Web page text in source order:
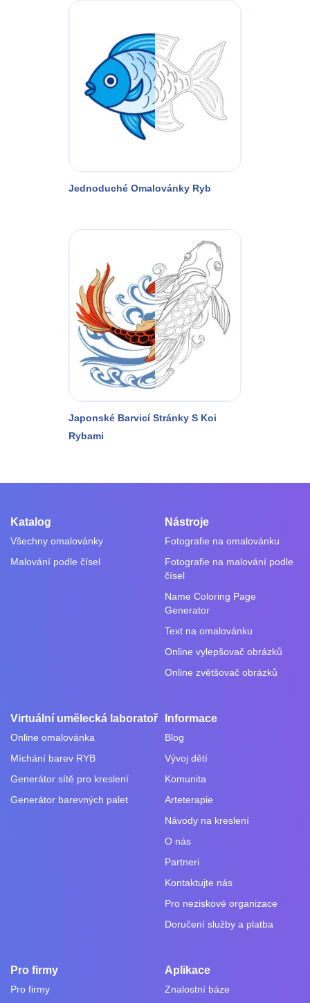
Jednoduché Omalovánky Ryb
Japonské Barvicí Stránky S Koi
Rybami
Katalog
Všechny omalovánky
Malování podle čísel
Nástroje
Fotografie na omalovánku
Fotografie na malování podle
čísel
Name Coloring Page
Generator
Text na omalovánku
Online vylepšovač obrázků
Online zvětšovač obrázků
Virtuální umělecká laboratoř
Online omalovánka
Míchání barev RYB
Generátor sítě pro kreslení
Generátor barevných palet
Informace
Blog
Vývoj dětí
Komunita
Arteterapie
Návody na kreslení
O nás
Partneri
Kontaktujte nás
Pro neziskové organizace
Doručení služby a platba
Pro firmy
Pro firmy
Aplikace
Znalostní báze